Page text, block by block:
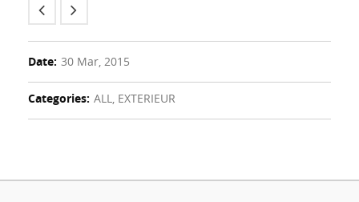
Date: 30 Mar, 2015
Categories: ALL, EXTERIEUR